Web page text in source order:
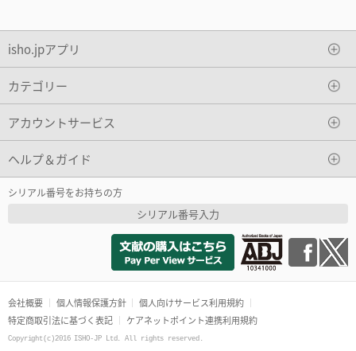
isho.jpアプリ
カテゴリー
アカウントサービス
ヘルプ＆ガイド
シリアル番号をお持ちの方
シリアル番号入力
会社概要 個人情報保護方針
個人向けサービス利用規約
特定商取引法に基づく表記
ケアネットポイント連携利用規約
Copyright(c)2016 ISHO-JP Ltd. All rights reserved.